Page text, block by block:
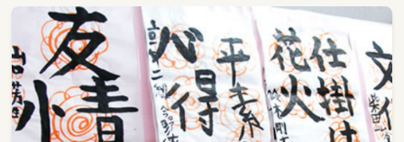
・保護者への連絡帳記入、面談対応
・行事の準備（夏祭り・クリスマス会など、年間1
3回予定）
【勤務時間について】